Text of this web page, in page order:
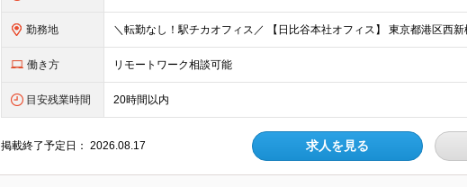
勤務地
働き方 リモートワーク相談可能
目安残業時間 20時間以内
掲載終了予定日：2026.08.17 求人を見る